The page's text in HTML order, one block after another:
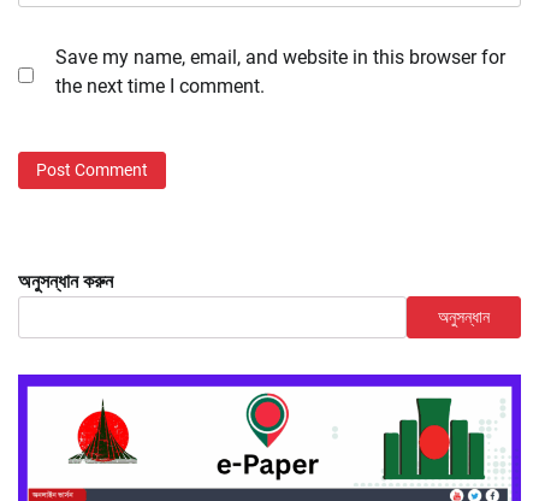
Save my name, email, and website in this browser for
the next time I comment.
অনুসন্ধান করুন
অনুসন্ধান